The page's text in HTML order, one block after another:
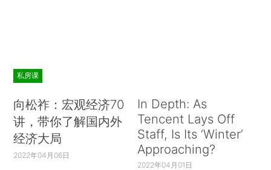
私房课
向松祚：宏观经济70
讲，带你了解国内外
经济大局
2022年04月06日
In Depth: As
Tencent Lays Off
Staff, Is Its ‘Winter’
Approaching?
2022年04月01日